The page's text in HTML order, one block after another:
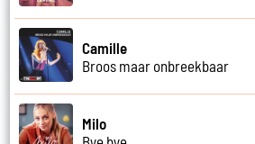
Camille
Broos maar onbreekbaar
Milo